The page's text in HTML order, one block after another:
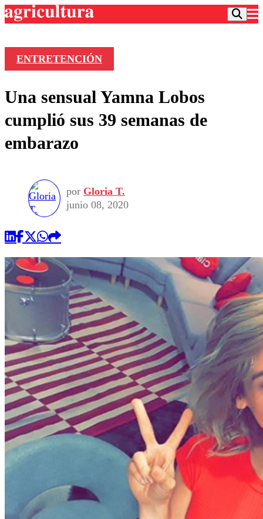
Frecuencias
Agricultura TV
Deportes
Colo Colo
Seleccion Chilena
Torneo Internacional
Entretención
Economía
Internacional
Publicaciones en medios
Opinión
ENTRETENCIÓN
Una sensual Yamna Lobos
cumplió sus 39 semanas de
embarazo
por Gloria T.
junio 08, 2020